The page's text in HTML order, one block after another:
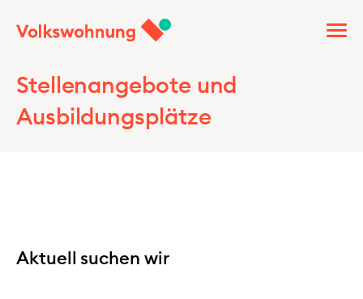
Stellenangebote und
Ausbildungsplätze
Aktuell suchen wir